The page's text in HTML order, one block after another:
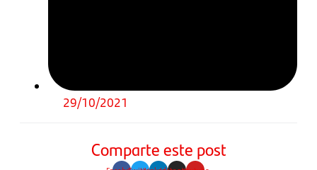
29/10/2021
Comparte este post